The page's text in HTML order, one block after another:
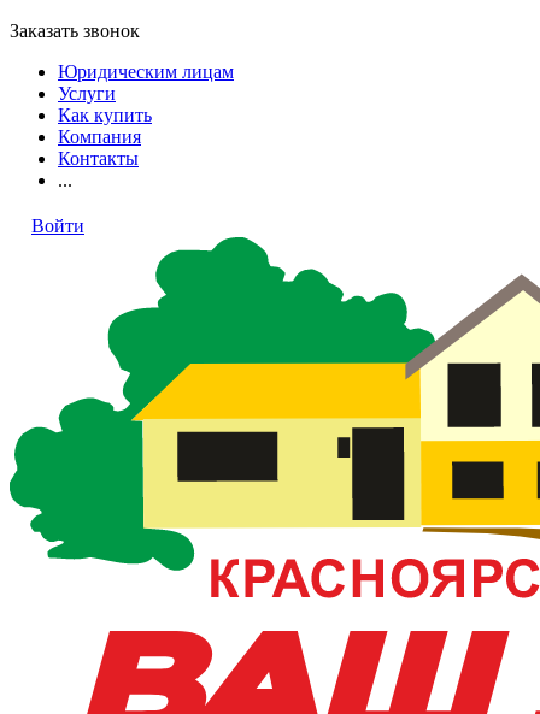
Заказать звонок
Юридическим лицам
Услуги
Как купить
Компания
Контакты
...
Войти